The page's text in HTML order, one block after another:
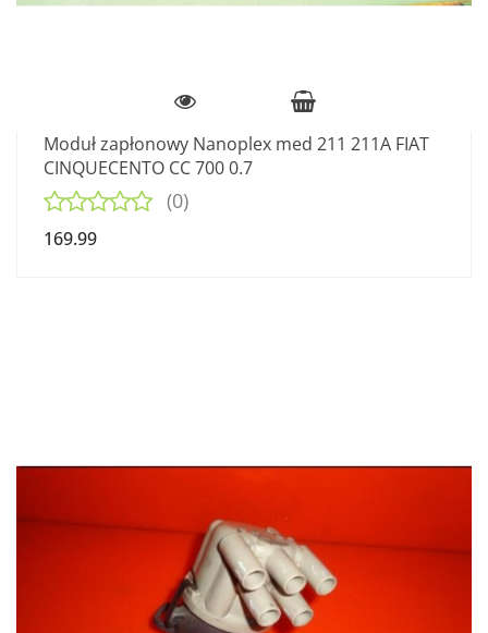
Moduł zapłonowy Nanoplex med 211 211A FIAT
CINQUECENTO CC 700 0.7
(0)
169.99